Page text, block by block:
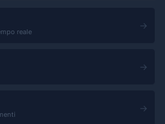
reale
→
→
→